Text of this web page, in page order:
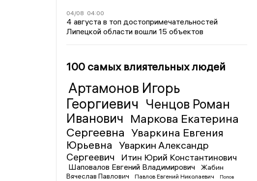
04/08 04:00
4 августа в топ достопримечательностей
Липецкой области вошли 15 объектов
100 самых влиятельных людей
Артамонов Игорь
Георгиевич Ченцов Роман
Иванович Маркова Екатерина
Сергеевна Уваркина Евгения
Юрьевна
Уваркин Александр
Сергеевич
Итин Юрий Константинович
Шаповалов Евгений Владимирович
Жабин
Вячеслав Павлович
Павлов Евгений Николаевич
Попов